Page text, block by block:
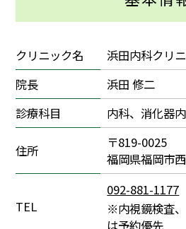
クリニック名
浜田内科クリ
院長
浜田 修二
診療科目
内科、消化器
住所
〒819-0025
福岡県福岡市
TEL
092-881-1177
※内視鏡検査
は予約優先